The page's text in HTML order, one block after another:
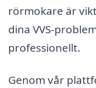
rörmokare är
dina VVS-
professionellt.
Genom vår